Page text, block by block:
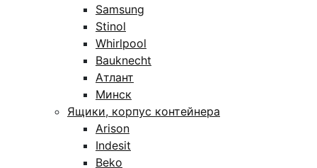
Samsung
Stinol
Whirlpool
Bauknecht
Атлант
Минск
Ящики, корпус контейнера
Arison
Indesit
Beko